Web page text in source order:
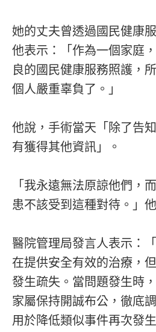
她的丈夫曾透過國民健康
他表示：「作為一個家庭
良的國民健康服務照護，
個人嚴重辜負了。」
他說，手術當天「除了告
有獲得其他資訊」。
「我永遠無法原諒他們，
患不該受到這種對待。」他
醫院管理局發言人表示：
在提供安全有效的治療，
發生疏失。當問題發生時
家屬保持開誠布公，徹底
用於降低類似事件再次發